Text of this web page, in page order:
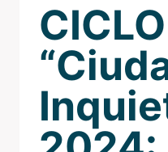
CICLO